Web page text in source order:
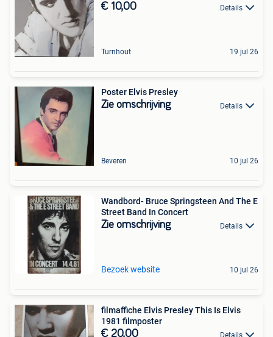
€ 10,00 Details
Turnhout 19 jul 26
Poster Elvis Presley
Zie omschrijving Details
Beveren 10 jul 26
Wandbord- Bruce Springsteen And The E
Street Band In Concert
Zie omschrijving Details
Bezoek website 10 jul 26
filmaffiche Elvis Presley This Is Elvis
1981 filmposter
€ 20,00 Details